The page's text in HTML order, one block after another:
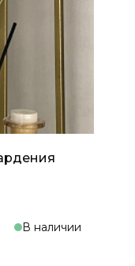
В наличии